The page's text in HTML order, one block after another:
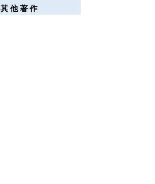
其 他 著 作